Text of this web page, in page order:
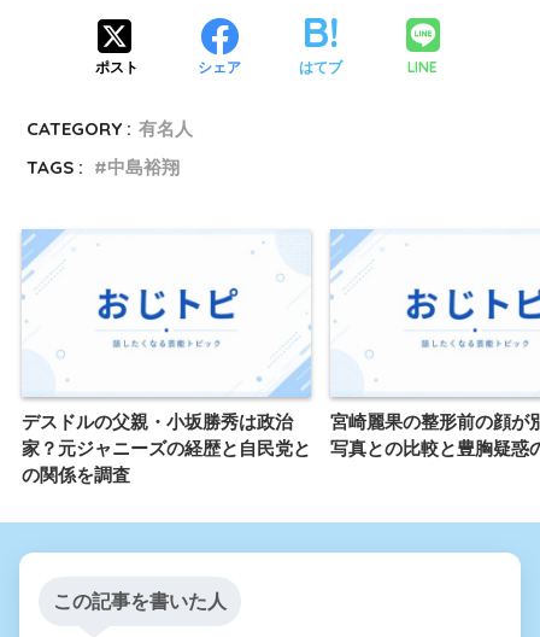
ポスト シェア はてブ LINE
CATEGORY : 有名人
TAGS :
中島裕翔
デスドルの父親・小坂勝秀は政治
家？元ジャニーズの経歴と自民党と
の関係を調査
宮崎麗果の整形前の顔が
写真との比較と豊胸疑惑
この記事を書いた人